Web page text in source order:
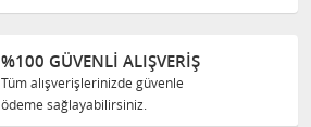
%100 GÜVENLİ ALIŞVERİŞ
Tüm alışverişlerinizde güvenle
ödeme sağlayabilirsiniz.